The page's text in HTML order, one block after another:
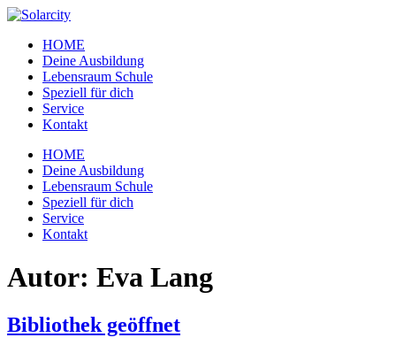
Zum
wechselnHOME
Deine Ausbildung
Lebensraum Schule
Speziell für dich
Service
Kontakt
Menü
HOME
Deine Ausbildung
Lebensraum Schule
Speziell für dich
Service
Kontakt
Autor: Eva Lang
Bibliothek geöffnet